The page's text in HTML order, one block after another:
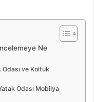
Ne
Odası ve Koltuk
Odası Mobilya